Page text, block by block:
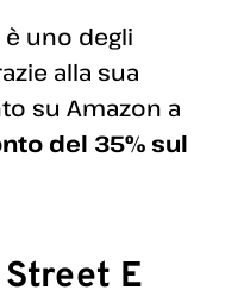
è uno degli
alla sua
su Amazon a
del 35% sul
E